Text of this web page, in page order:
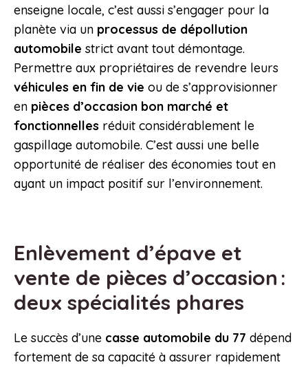
enseigne locale, c’est aussi s’engager pour la
planète via un processus de dépollution
automobile strict avant tout démontage.
Permettre aux propriétaires de revendre leurs
véhicules en fin de vie ou de s’approvisionner
en pièces d’occasion bon marché et
fonctionnelles réduit considérablement le
gaspillage automobile. C’est aussi une belle
opportunité de réaliser des économies tout en
ayant un impact positif sur l’environnement.
Enlèvement d’épave et
vente de pièces d’occasion :
deux spécialités phares
Le succès d’une casse automobile du 77 dépend
fortement de sa capacité à assurer rapidement